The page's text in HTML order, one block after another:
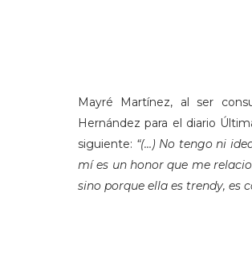
Mayré Martínez, al ser
Hernández para el diario
siguiente: “(…) No tengo ni
mí es un honor que me
sino porque ella es trendy, es